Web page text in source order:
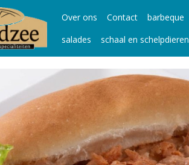
Over ons Contact barbeque
salades
schaal en schelpdieren